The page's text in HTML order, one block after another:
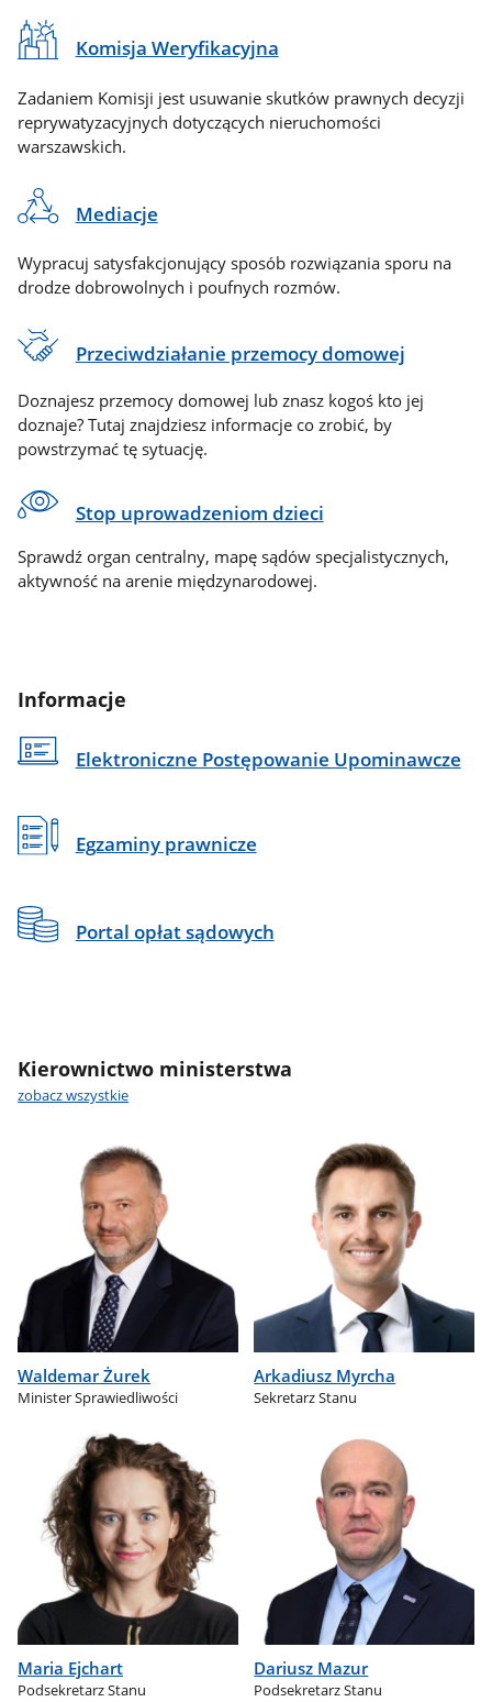
Komisja Weryfikacyjna
Zadaniem Komisji jest usuwanie skutków prawnych decyzji
reprywatyzacyjnych dotyczących nieruchomości
warszawskich.
Mediacje
Wypracuj satysfakcjonujący sposób rozwiązania sporu na
drodze dobrowolnych i poufnych rozmów.
Przeciwdziałanie przemocy domowej
Doznajesz przemocy domowej lub znasz kogoś kto jej
doznaje? Tutaj znajdziesz informacje co zrobić, by
powstrzymać tę sytuację.
Stop uprowadzeniom dzieci
Sprawdź organ centralny, mapę sądów specjalistycznych,
aktywność na arenie międzynarodowej.
Informacje
Elektroniczne Postępowanie Upominawcze
Egzaminy prawnicze
Portal opłat sądowych
Kierownictwo ministerstwa
zobacz wszystkie
Waldemar Żurek
Minister Sprawiedliwości
Arkadiusz Myrcha
Sekretarz Stanu
Maria Ejchart
Podsekretarz Stanu
Dariusz Mazur
Podsekretarz Stanu